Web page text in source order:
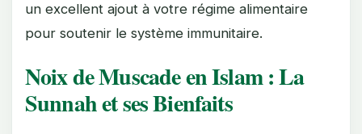
un excellent ajout à votre régime alimentaire
pour soutenir le système immunitaire.
Noix de Muscade en Islam : La
Sunnah et ses Bienfaits